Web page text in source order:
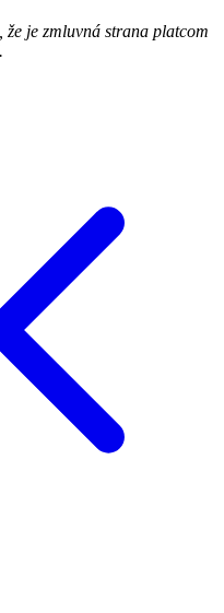
je zmluvná strana platcom